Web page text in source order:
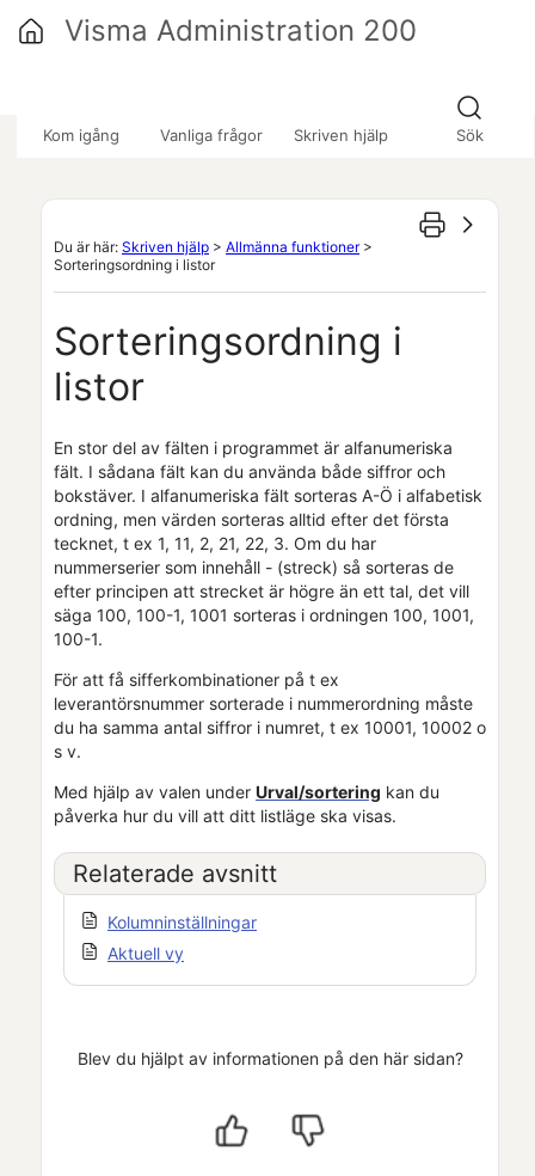
Kom igång Vanliga frågor Skriven hjälp Sök
Visma Administration 200
Du är här: Skriven hjälp > Allmänna funktioner>
Sorteringsordning i listor
Sorteringsordning i
listor
En stor del av fälten i programmet är alfanumeriska
fält. I sådana fält kan du använda både siffror och
bokstäver. I alfanumeriska fält sorteras A-Ö i alfabetisk
ordning, men värden sorteras alltid efter det första
tecknet, t ex 1, 11, 2, 21, 22, 3. Om du har
nummerserier som innehåll - (streck) så sorteras de
efter principen att strecket är högre än ett tal, det vill
säga 100, 100-1, 1001 sorteras i ordningen 100, 1001,
100-1.
För att få sifferkombinationer på t ex
leverantörsnummer sorterade i nummerordning måste
du ha samma antal siffror i numret, t ex 10001, 10002 o
s v.
Med hjälp av valen under Urval/sortering kan du
påverka hur du vill att ditt listläge ska visas.
Relaterade avsnitt
Kolumninställningar
Aktuell vy
Blev du hjälpt av informationen på den här sidan?